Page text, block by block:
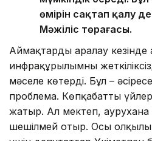
өмірін сақтап қалу
Мәжіліс төрағасы.
Аймақтарды аралау кезінде
инфрақұрылымның
мәселе көтерді. Бұл –
проблема. Көпқабатты
жатыр. Ал мектеп,
шешілмей отыр. Осы